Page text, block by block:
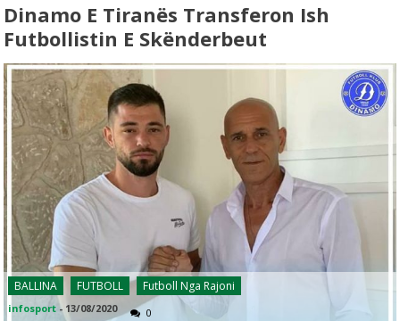
Dinamo E Tiranës Transferon Ish
Futbollistin E Skënderbeut
BALLINA FUTBOLL Futboll Nga Rajoni
infosport - 13/08/2020 0